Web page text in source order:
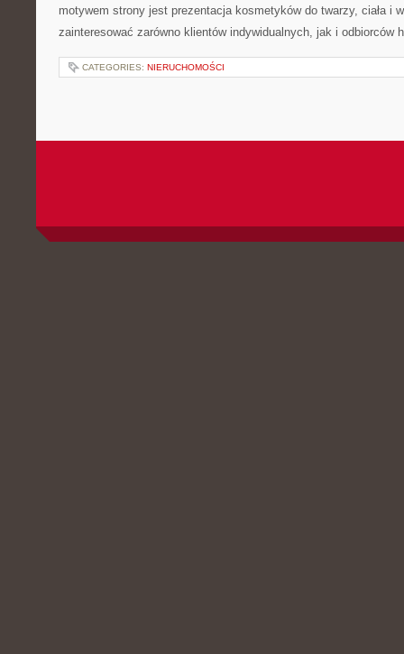
motywem strony jest prezentacja kosmetyków do twarzy, ciała i
zainteresować zarówno klientów indywidualnych, jak i
CATEGORIES: NIERUCHOMOŚCI